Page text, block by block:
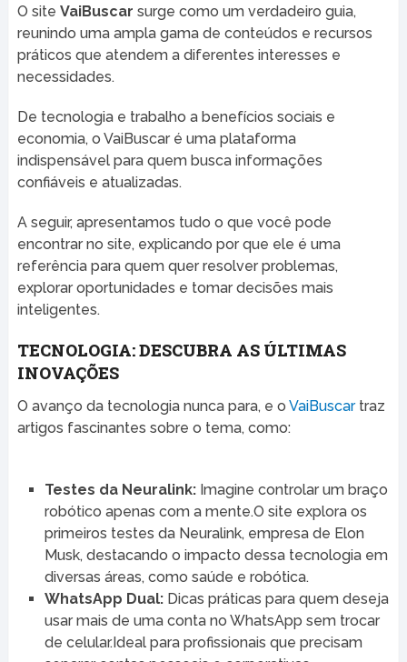
O site VaiBuscar surge como um verdadeiro guia,
reunindo uma ampla gama de conteúdos e recursos
práticos que atendem a diferentes interesses e
necessidades.
De tecnologia e trabalho a benefícios sociais e
economia, o VaiBuscar é uma plataforma
indispensável para quem busca informações
confiáveis e atualizadas.
A seguir, apresentamos tudo o que você pode
encontrar no site, explicando por que ele é uma
referência para quem quer resolver problemas,
explorar oportunidades e tomar decisões mais
inteligentes.
TECNOLOGIA: DESCUBRA AS ÚLTIMAS
INOVAÇÕES
O avanço da tecnologia nunca para, e o VaiBuscartraz
artigos fascinantes sobre o tema, como:
Testes da Neuralink:Imagine controlar um braço
robótico apenas com a mente.O site explora os
primeiros testes da Neuralink, empresa de Elon
Musk, destacando o impacto dessa tecnologia em
diversas áreas, como saúde e robótica.
WhatsApp Dual:Dicas práticas para quem deseja
usar mais de uma conta no WhatsApp sem trocar
de celular.Ideal para profissionais que precisam